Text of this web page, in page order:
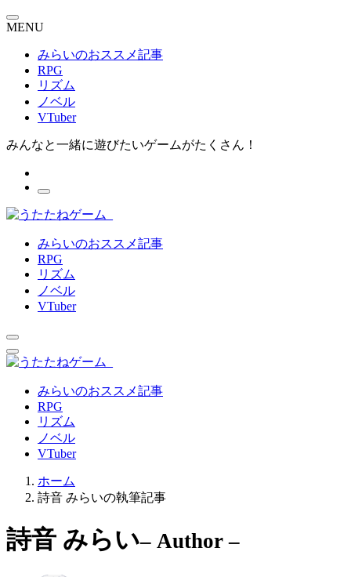
MENU
みらいのおススメ記事
RPG
リズム
ノベル
VTuber
みんなと一緒に遊びたいゲームがたくさん！
みらいのおススメ記事
RPG
リズム
ノベル
VTuber
みらいのおススメ記事
RPG
リズム
ノベル
VTuber
ホーム
詩音 みらいの執筆記事
詩音 みらい– Author –